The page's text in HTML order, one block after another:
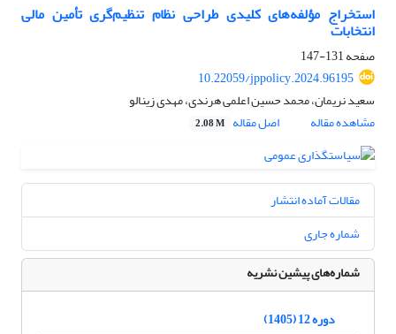
استخراج مؤلفه‌های کلیدی طراحی نظام تنظیم‌گری تأمین مالی
انتخابات
صفحه131-147
10.22059/jppolicy.2024.96195
سعید نریمان، محمد حسین اعلمی هرندی، مهدی زینالو
مشاهده مقاله
اصل مقاله 2.08 M
مقالات آماده انتشار
شماره جاری
شماره‌های پیشین نشریه
دوره 12 (1405)